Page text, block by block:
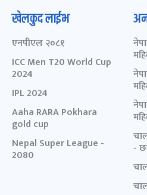
खेलकुद लाईभ
एनपीएल २०८१
ICC Men T20 World Cup
2024
IPL 2024
Aaha RARA Pokhara
gold cup
Nepal Super League -
2080
-